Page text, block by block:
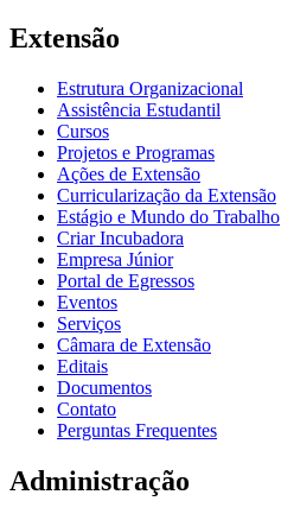
Extensão
Estrutura Organizacional
Assistência Estudantil
Cursos
Projetos e Programas
Ações de Extensão
Curricularização da Extensão
Estágio e Mundo do Trabalho
Criar Incubadora
Empresa Júnior
Portal de Egressos
Eventos
Serviços
Câmara de Extensão
Editais
Documentos
Contato
Perguntas Frequentes
Administração